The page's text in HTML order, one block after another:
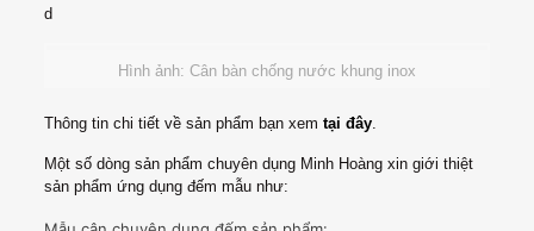
d
Hình ảnh: Cân bàn chống nước khung inox
Thông tin chi tiết về sản phẩm bạn xem tại đây.
Một số dòng sản phẩm chuyên dụng Minh Hoàng xin giới thiệt
sản phẩm ứng dụng đếm mẫu như: